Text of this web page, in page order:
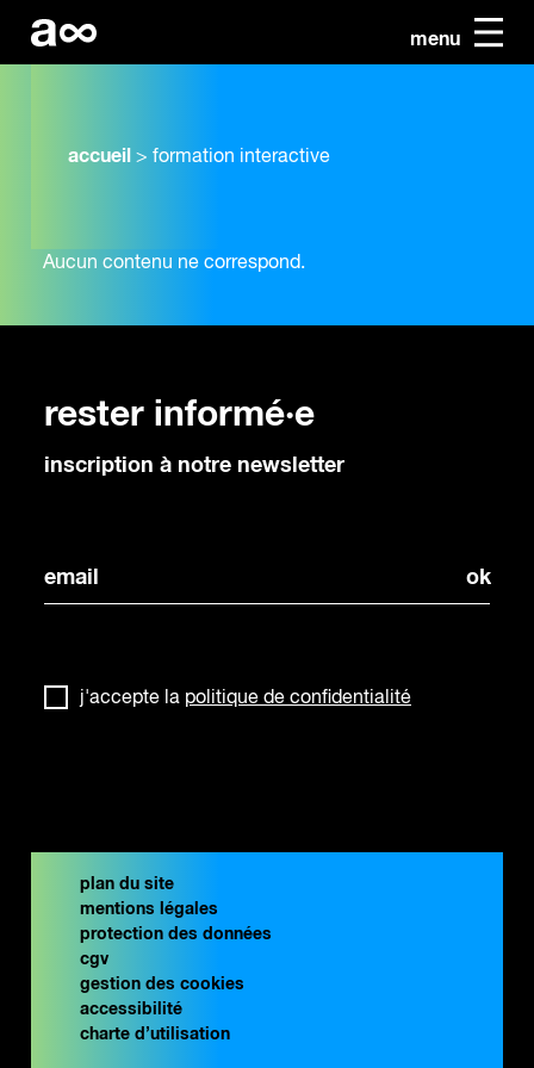
menu
accueil > formation interactive
Aucun contenu ne correspond.
rester informé·e
inscription à notre newsletter
j'accepte la politique de confidentialité
plan du site
mentions légales
protection des données
cgv
gestion des cookies
accessibilité
charte d’utilisation